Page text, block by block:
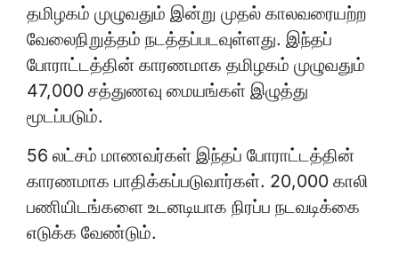
தமிழகம் முழுவதும் இன்று முதல் காலவரையற்ற
வேலைநிறுத்தம் நடத்தப்படவுள்ளது. இந்தப்
போராட்டத்தின் காரணமாக தமிழகம் முழுவதும்
47,000 சத்துணவு மையங்கள் இழுத்து
மூடப்படும்.
56 லட்சம் மாணவர்கள் இந்தப் போராட்டத்தின்
காரணமாக பாதிக்கப்படுவார்கள். 20,000 காலி
பணியிடங்களை உடனடியாக நிரப்ப நடவடிக்கை
எடுக்க வேண்டும்.